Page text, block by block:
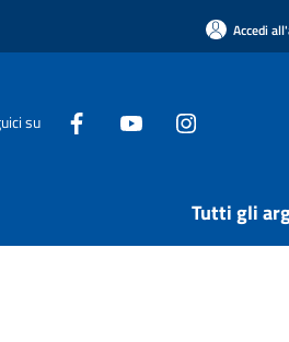
Accedi
su
Tutti gli